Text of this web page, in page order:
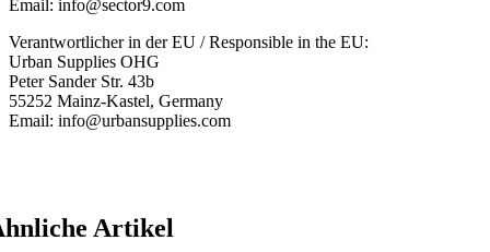
Email: info@sector9.com
Verantwortlicher in der EU / Responsible in the EU:
Urban Supplies OHG
Peter Sander Str. 43b
55252 Mainz-Kastel, Germany
Email: info@urbansupplies.com
Artikel